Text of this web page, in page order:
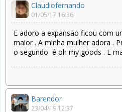
Claudiofernando
01/05/17 16:36
E adoro a expansão ficou com
maior . A minha mulher adora .
o segundo é oh my goods . E
Barendor
23/04/19 12:37